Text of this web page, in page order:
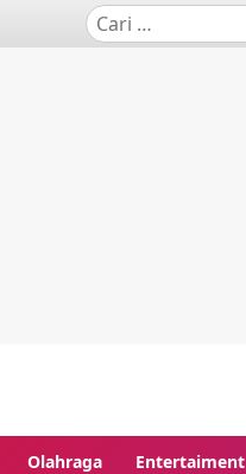
Olahraga Entertaiment